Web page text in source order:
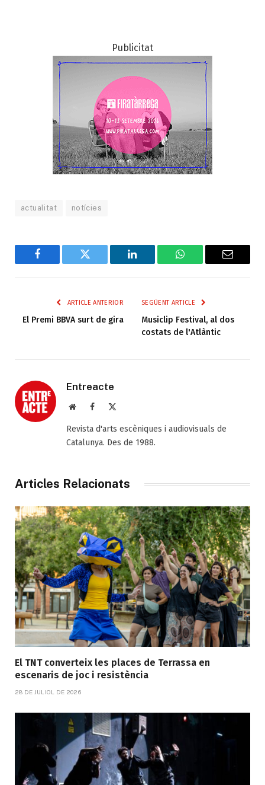
Publicitat
actualitat notícies
Facebook Twitter LinkedIn WhatsAppEmail
ARTICLE ANTERIOR
El Premi BBVA surt de gira
SEGÜENT ARTICLE
Musiclip Festival, al dos
costats de l'Atlàntic
Entreacte
Web Facebook
Revista d'arts escèniques i audiovisuals de
Catalunya. Des de 1988.
Articles Relacionats
El TNT converteix les places de Terrassa en
escenaris de joc i resistència
28 DE JULIOL DE 2026